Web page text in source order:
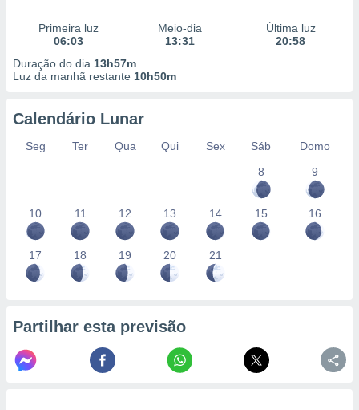
Primeira luz
06:03
Meio-dia
13:31
Última luz
20:58
Duração do dia 13h57m
Luz da manhã restante 10h50m
Calendário Lunar
Seg Ter Qua Qui Sex Sáb
Domo
8
9
10 11 12 13 14 15 16
17 18 19 20 21
Partilhar esta previsão